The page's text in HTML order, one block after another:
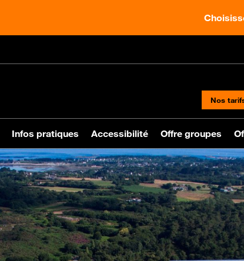
Nos
Infos pratiques Accessibilité Offre groupes